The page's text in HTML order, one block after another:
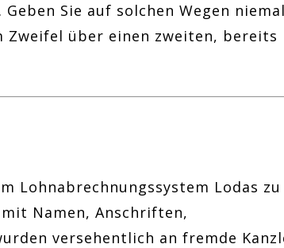
Sie auf solchen Wegen
Zweifel über einen zweiten, bereits
Lohnabrechnungssystem Lodas
Namen, Anschriften,
versehentlich an fremde